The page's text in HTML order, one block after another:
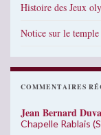
Histoire des Jeux
Notice sur le
COMMENTAIRES
Jean Bernard
Chapelle Rablais